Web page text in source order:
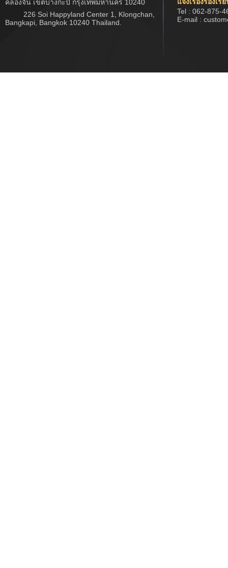
คลองจั่น เขตบางกะปิ กรุงเทพมหานคร 10240
226 Soi Happyland Center 1, Klongchan,
Bangkapi, Bangkok 10240 Thailand.
Tel : 062-875-
E-mail :